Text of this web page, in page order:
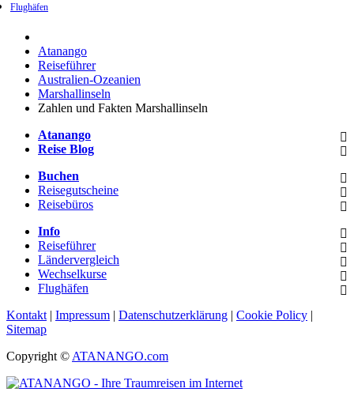
Flughäfen
Atanango
Reiseführer
Australien-Ozeanien
Marshallinseln
Zahlen und Fakten Marshallinseln
Atanango
Reise Blog
Buchen
Reisegutscheine
Reisebüros
Info
Reiseführer
Ländervergleich
Wechselkurse
Flughäfen
Kontakt | Impressum | Datenschutzerklärung | Cookie Policy |
Sitemap
Copyright © ATANANGO.com